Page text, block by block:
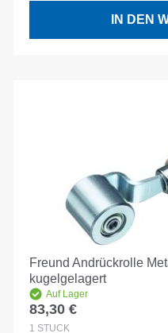
IN DEN
Freund Andrückrolle
kugelgelagert
Auf Lager
Regulärer Preis:
83,30 €
1 STÜCK